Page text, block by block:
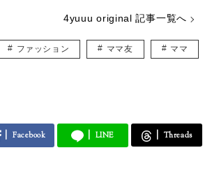
4yuuu original 記事一覧へ
ファッション ママ友 ママ
Facebook LINE Threads